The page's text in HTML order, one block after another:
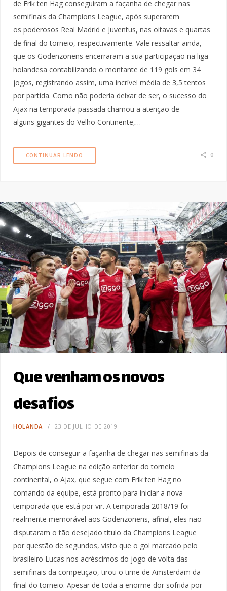
de Erik ten Hag conseguiram a façanha de chegar nas
semifinais da Champions League, após superarem
os poderosos Real Madrid e Juventus, nas oitavas e quartas
de final do torneio, respectivamente. Vale ressaltar ainda,
que os Godenzonens encerraram a sua participação na liga
holandesa contabilizando o montante de 119 gols em 34
jogos, registrando assim, uma incrível média de 3,5 tentos
por partida. Como não poderia deixar de ser, o sucesso do
Ajax na temporada passada chamou a atenção de
alguns gigantes do Velho Continente,…
CONTINUAR LENDO 0
Que venham os novos
desafios
HOLANDA 23 DE JULHO DE 2019
Depois de conseguir a façanha de chegar nas semifinais da
Champions League na edição anterior do torneio
continental, o Ajax, que segue com Erik ten Hag no
comando da equipe, está pronto para iniciar a nova
temporada que está por vir. A temporada 2018/19 foi
realmente memorável aos Godenzonens, afinal, eles não
disputaram o tão desejado título da Champions League
por questão de segundos, visto que o gol marcado pelo
brasileiro Lucas nos acréscimos do jogo de volta das
semifinais da competição, tirou o time de Amsterdam da
final do torneio. Apesar de toda a enorme dor sofrida por